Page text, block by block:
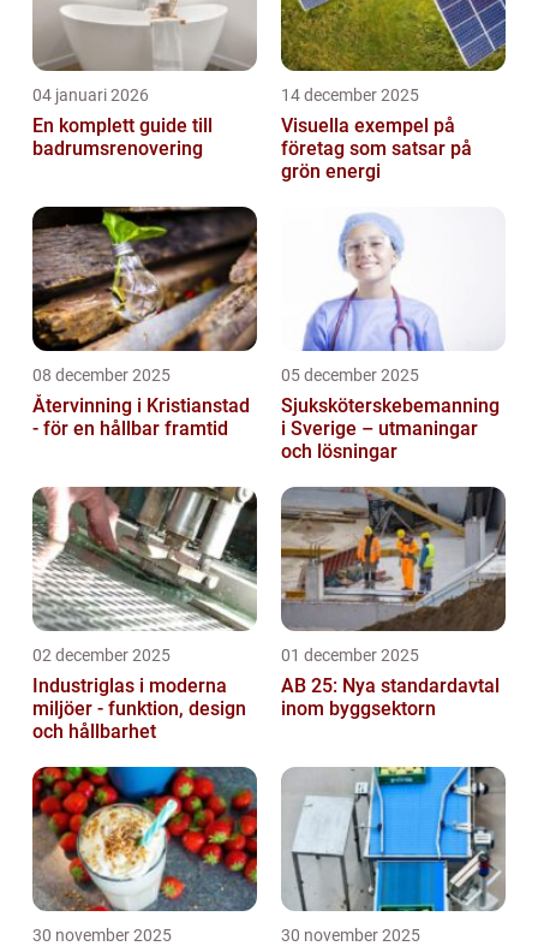
04 januari 2026
En komplett guide till
badrumsrenovering
14 december 2025
Visuella exempel på
företag som satsar på
grön energi
08 december 2025
Återvinning i Kristianstad
- för en hållbar framtid
05 december 2025
Sjuksköterskebemanning
i Sverige – utmaningar
och lösningar
02 december 2025
Industriglas i moderna
miljöer - funktion, design
och hållbarhet
01 december 2025
AB 25: Nya standardavtal
inom byggsektorn
30 november 2025 30 november 2025